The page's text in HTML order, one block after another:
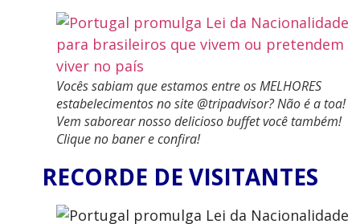
Vocês sabiam que estamos entre os MELHORES
estabelecimentos no site @tripadvisor? Não é a toa!
Vem saborear nosso delicioso buffet você também!
Clique no baner e confira!
RECORDE DE VISITANTES